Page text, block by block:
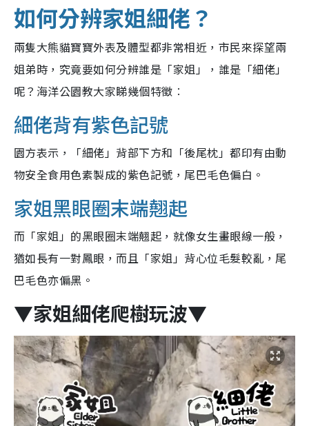
如何分辨家姐細佬？
兩隻大熊貓寶寶外表及體型都非常相近，市民來探望兩
姐弟時，究竟要如何分辨誰是「家姐」，誰是「細佬」
呢？海洋公園教大家睇幾個特徵︰
細佬背有紫色記號
園方表示，「細佬」背部下方和「後尾枕」都印有由動
物安全食用色素製成的紫色記號，尾巴毛色偏白。
家姐黑眼圈末端翹起
而「家姐」的黑眼圈末端翹起，就像女生畫眼線一般，
猶如長有一對鳳眼，而且「家姐」背心位毛髮較亂，尾
巴毛色亦偏黑。
▼家姐細佬爬樹玩波▼